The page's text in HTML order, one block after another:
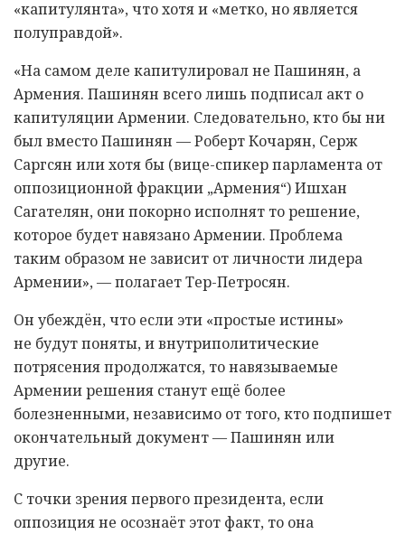
«капитулянта», что хотя и «метко, но является
полуправдой».
«На самом деле капитулировал не Пашинян, а
Армения. Пашинян всего лишь подписал акт о
капитуляции Армении. Следовательно, кто бы ни
был вместо Пашинян — Роберт Кочарян, Серж
Саргсян или хотя бы (вице-спикер парламента от
оппозиционной фракции „Армения“) Ишхан
Сагателян, они покорно исполнят то решение,
которое будет навязано Армении. Проблема
таким образом не зависит от личности лидера
Армении», — полагает Тер-Петросян.
Он убеждëн, что если эти «простые истины»
не будут поняты, и внутриполитические
потрясения продолжатся, то навязываемые
Армении решения станут ещë более
болезненными, независимо от того, кто подпишет
окончательный документ — Пашинян или
другие.
С точки зрения первого президента, если
оппозиция не осознаëт этот факт, то она